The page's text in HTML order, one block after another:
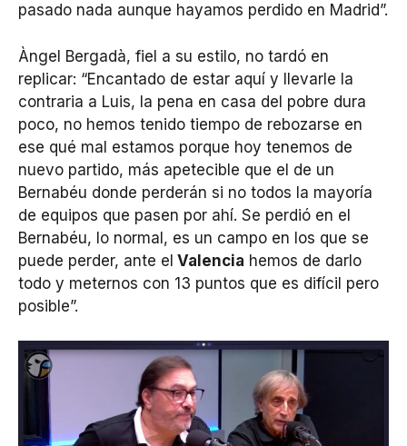
pasado nada aunque hayamos perdido en Madrid”.
Àngel Bergadà, fiel a su estilo, no tardó en
replicar: “Encantado de estar aquí y llevarle la
contraria a Luis, la pena en casa del pobre dura
poco, no hemos tenido tiempo de rebozarse en
ese qué mal estamos porque hoy tenemos de
nuevo partido, más apetecible que el de un
Bernabéu donde perderán si no todos la mayoría
de equipos que pasen por ahí. Se perdió en el
Bernabéu, lo normal, es un campo en los que se
puede perder, ante el Valencia hemos de darlo
todo y meternos con 13 puntos que es difícil pero
posible”.